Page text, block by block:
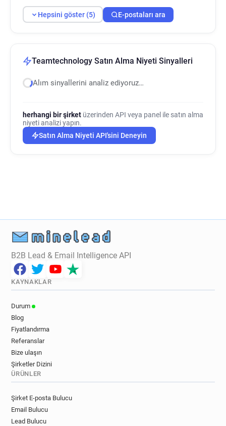
j*********@teamtechnology.co.uk
Hepsini göster (5) E-postaları ara
Teamtechnology Satın Alma Niyeti Sinyalleri
Alım sinyallerini analiz ediyoruz…
herhangi bir şirket üzerinden API veya panel ile satın alma
niyeti analizi yapın.
Satın Alma Niyeti API'sini Deneyin
B2B Lead & Email Intelligence API
KAYNAKLAR
Durum
Blog
Fiyatlandırma
Referanslar
Bize ulaşın
Şirketler Dizini
ÜRÜNLER
Şirket E-posta Bulucu
Email Bulucu
Lead Bulucu